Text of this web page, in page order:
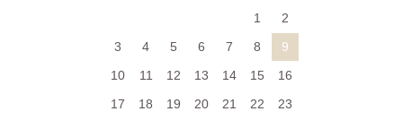
1
2
3
4 5 6 7 8
9
10
11 12 13 14 15
16
17
18 19 20 21 22
23